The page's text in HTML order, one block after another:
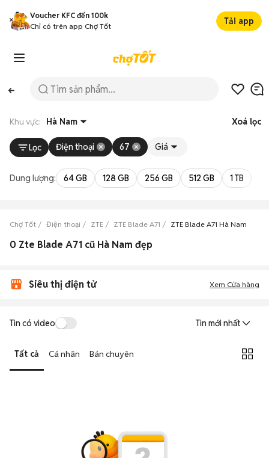
Voucher KFC đến 100k
Chỉ có trên app Chợ Tốt
Tải app
Khu vực: Hà Nam Xoá lọc
Lọc Điện thoại 67 Giá
Dung lượng: 64 GB 128 GB 256 GB 512 GB 1 TB
Chợ Tốt Điện thoại ZTE ZTE Blade A71 ZTE Blade A71 Hà Nam
0 Zte Blade A71 cũ Hà Nam đẹp
Siêu thị điện tử Xem Cửa hàng
Tin có video Tin mới nhất
Tất cả Cá nhân Bán chuyên